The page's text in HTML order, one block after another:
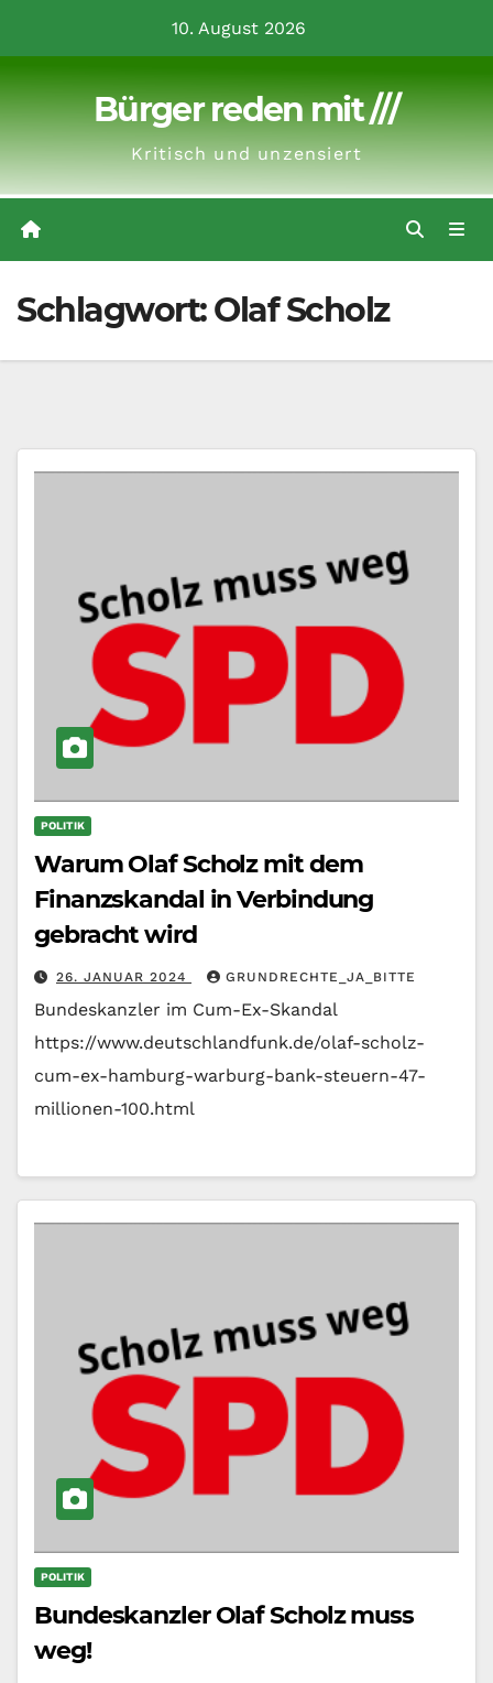
10. August 2026
Bürger reden mit ///
Kritisch und unzensiert
Schlagwort:Olaf Scholz
POLITIK
Warum Olaf Scholz mit dem
Finanzskandal in Verbindung
gebracht wird
26. JANUAR 2024 GRUNDRECHTE_JA_BITTE
Bundeskanzler im Cum-Ex-Skandal
https://www.deutschlandfunk.de/olaf-scholz-
cum-ex-hamburg-warburg-bank-steuern-47-
millionen-100.html
POLITIK
Bundeskanzler Olaf Scholz muss
weg!